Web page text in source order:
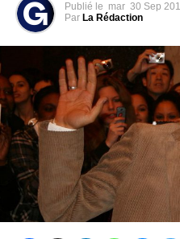
Publié le mar 30 Sep
Par La Rédaction